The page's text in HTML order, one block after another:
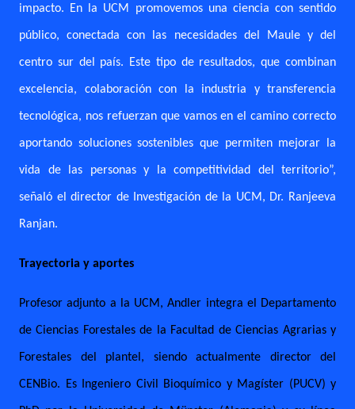
impacto. En la UCM promovemos una ciencia con sentido
público, conectada con las necesidades del Maule y del
centro sur del país. Este tipo de resultados, que combinan
excelencia, colaboración con la industria y transferencia
tecnológica, nos refuerzan que vamos en el camino correcto
aportando soluciones sostenibles que permiten mejorar la
vida de las personas y la competitividad del territorio”,
señaló el director de Investigación de la UCM, Dr. Ranjeeva
Ranjan.
Trayectoria y aportes
Profesor adjunto a la UCM, Andler integra el Departamento
de Ciencias Forestales de la Facultad de Ciencias Agrarias y
Forestales del plantel, siendo actualmente director del
CENBio. Es Ingeniero Civil Bioquímico y Magíster (PUCV) y